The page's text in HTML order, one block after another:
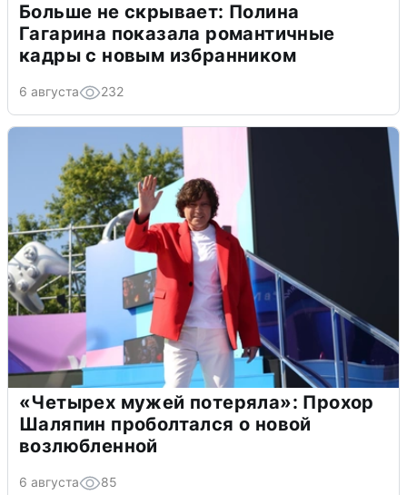
Больше не скрывает: Полина
Гагарина показала романтичные
кадры с новым избранником
6 августа 232
«Четырех мужей потеряла»: Прохор
Шаляпин проболтался о новой
возлюбленной
6 августа 85